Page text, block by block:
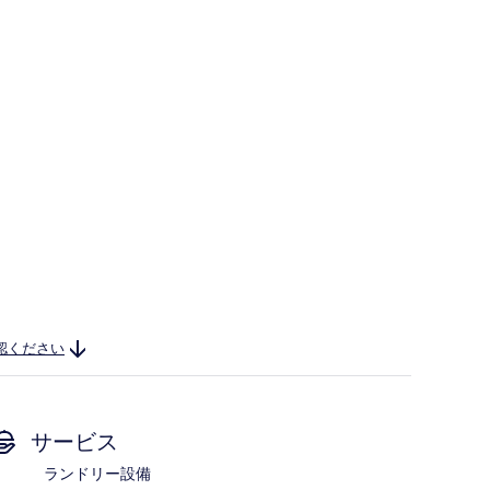
ください
サービス
ランドリー設備